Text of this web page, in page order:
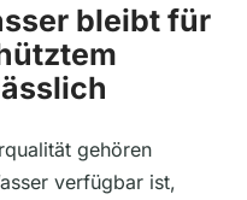
bleibt für
gehören
verfügbar ist,